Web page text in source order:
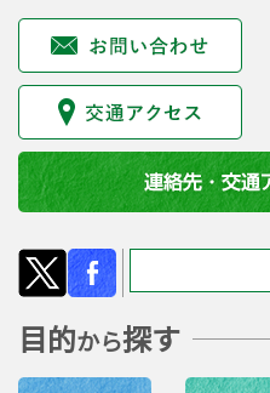
目的から探す